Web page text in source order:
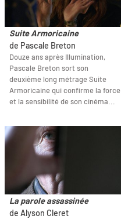
Suite Armoricaine
de Pascale Breton
Douze ans après Illumination,
Pascale Breton sort son
deuxième long métrage Suite
Armoricaine qui confirme la force
et la sensibilité de son cinéma...
La parole assassinée
de Alyson Cleret